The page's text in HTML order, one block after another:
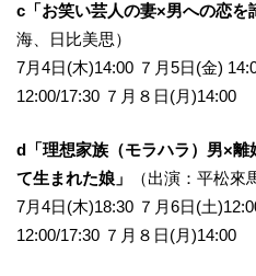
c「お笑い芸人の妻×男への恋を
海、日比美思）
7月4日(木)14:00 ７月5日(金)
12:00/17:30 ７月８日(月)14:00
d「理想家族（モラハラ）男×
て生まれた娘」
（出演：平松來
7月4日(木)18:30 ７月6日(土
12:00/17:30 ７月８日(月)14:00